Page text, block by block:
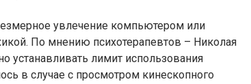
увлечение компьютером или
По мнению психотерапевтов – Николая
лимит использования
в случае с просмотром кинескопного